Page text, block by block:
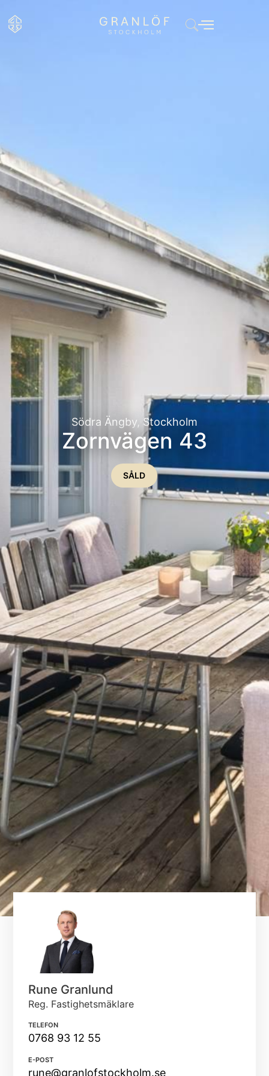
Södra Ängby, Stockholm
Zornvägen 43
SÅLD
Rune Granlund
Reg. Fastighetsmäklare
TELEFON
0768 93 12 55
E-POST
rune@granlofstockholm.se